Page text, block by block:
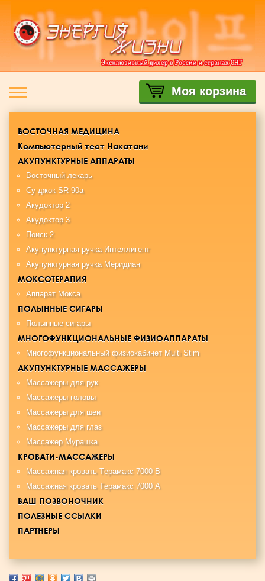
Моя корзина
ВОСТОЧНАЯ МЕДИЦИНА
Компьютерный тест Накатани
АКУПУНКТУРНЫЕ АППАРАТЫ
Восточный лекарь
Су-джок SR-90a
Акудоктор 2
Акудоктор 3
Поиск-2
Акупунктурная ручка Интеллигент
Акупунктурная ручка Меридиан
МОКСОТЕРАПИЯ
Аппарат Мокса
ПОЛЫННЫЕ СИГАРЫ
Полынные сигары
МНОГОФУНКЦИОНАЛЬНЫЕ ФИЗИОАППАРАТЫ
Многофункциональный физиокабинет Multi Stim
АКУПУНКТУРНЫЕ МАССАЖЕРЫ
Массажеры для рук
Массажеры головы
Массажеры для шеи
Массажеры для глаз
Массажер Мурашка
КРОВАТИ-МАССАЖЕРЫ
Maccaжная крoвaть Tерамакс 7000 B
Maccaжная кровать Tерамакс 7000 А
ВАШ ПОЗВОНОЧНИК
ПОЛЕЗНЫЕ ССЫЛКИ
ПАРТНЕРЫ